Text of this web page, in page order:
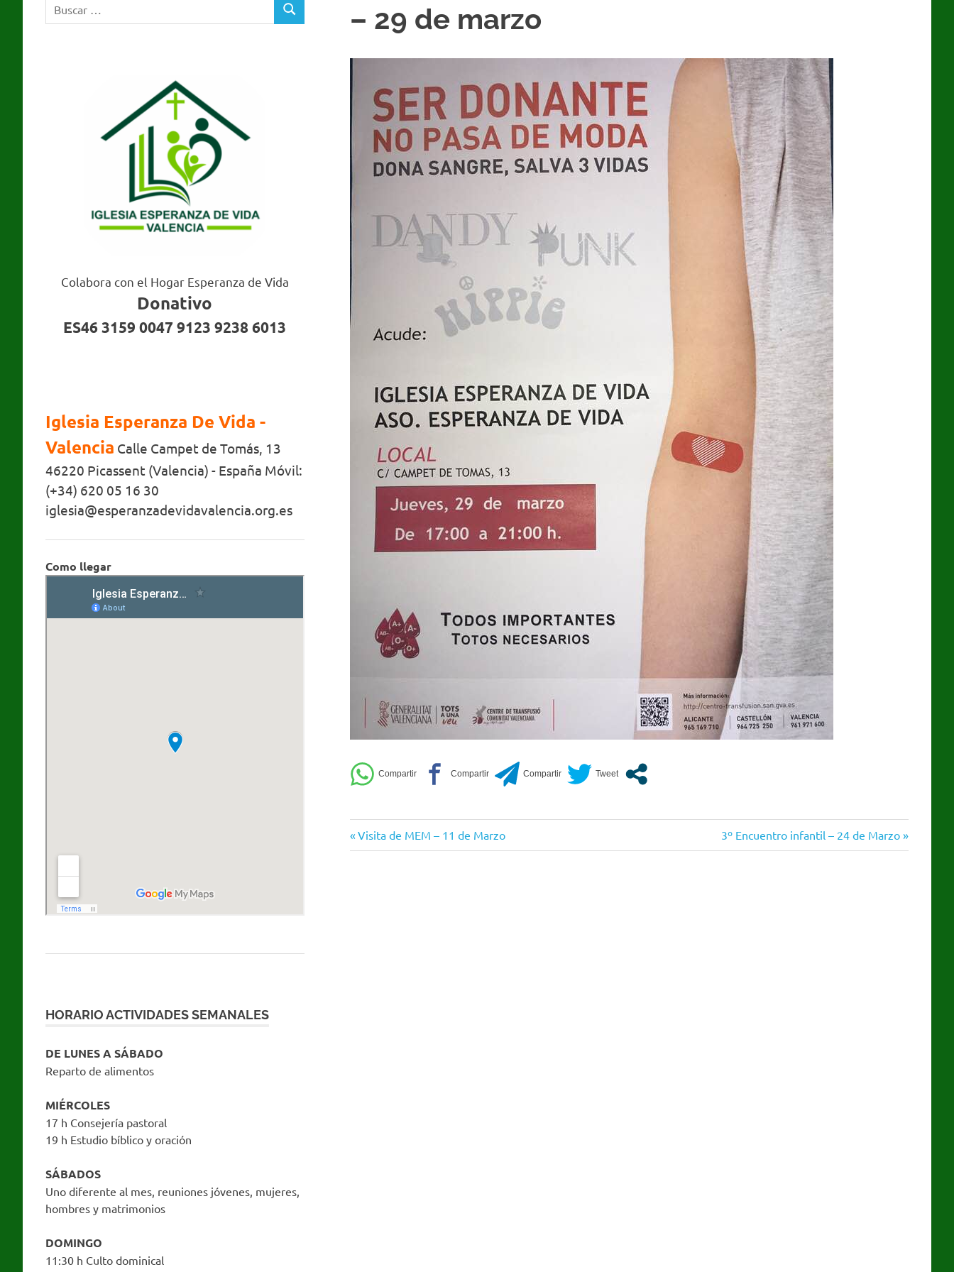
Valencia
– 29 de marzo
Navegación
Entrada
anterior:
Visita de MEM – 11 de Marzo
Siguiente
entrada:
3º Encuentro infantil – 24 de Marzo
BUSCAR
Colabora con el Hogar Esperanza de Vida
Donativo
ES46 3159 0047 9123 9238 6013
Iglesia Esperanza De Vida -
Valencia Calle Campet de Tomás, 13
46220 Picassent (Valencia) - España Móvil:
(+34) 620 05 16 30
iglesia@esperanzadevidavalencia.org.es
Como llegar
HORARIO ACTIVIDADES SEMANALES
DE LUNES A SÁBADO
Reparto de alimentos
MIÉRCOLES
17 h Consejería pastoral
19 h Estudio bíblico y oración
SÁBADOS
Uno diferente al mes, reuniones jóvenes, mujeres,
hombres y matrimonios
DOMINGO
11:30 h Culto dominical